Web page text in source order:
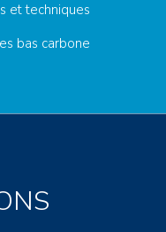
et techniques
bas carbone